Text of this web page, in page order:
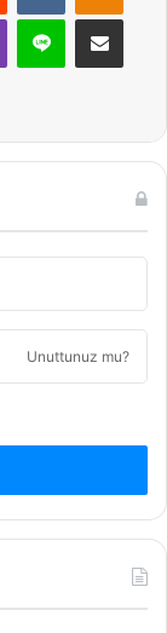
Viber Line E-Posta ile
Unuttunuz mu?